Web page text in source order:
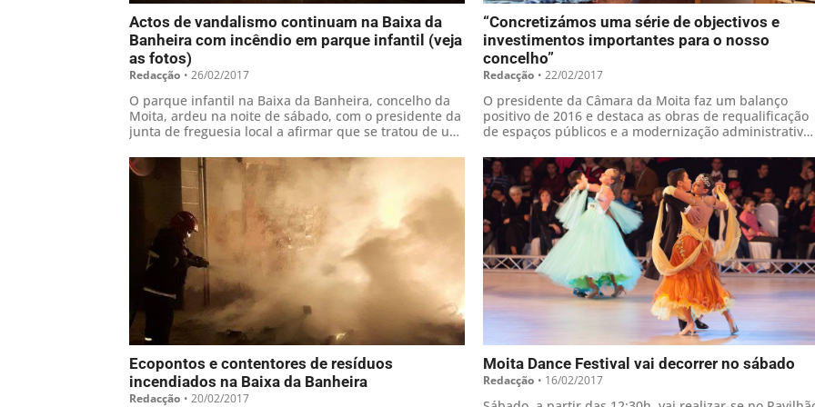
Actos de vandalismo continuam na Baixa da
Banheira com incêndio em parque infantil (veja
as fotos)
Redacção • 26/02/2017
O parque infantil na Baixa da Banheira, concelho da
Moita, ardeu na noite de sábado, com o presidente da
junta de freguesia local a afirmar que se tratou de um
“Concretizámos uma série de objectivos e
investimentos importantes para o nosso
concelho”
Redacção • 22/02/2017
O presidente da Câmara da Moita faz um balanço
positivo de 2016 e destaca as obras de requalificação
de espaços públicos e a modernização administrativa
do mandato
Ecopontos e contentores de resíduos
incendiados na Baixa da Banheira
Redacção • 20/02/2017
Moita Dance Festival vai decorrer no sábado
Redacção • 16/02/2017